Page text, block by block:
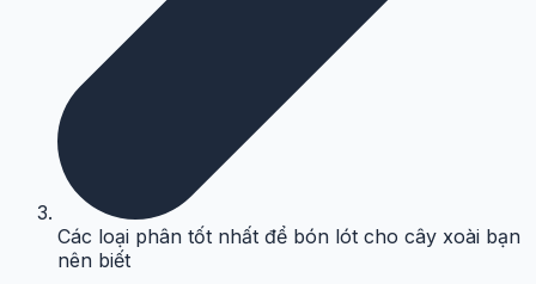
Các loại phân tốt nhất để bón lót cho cây xoài bạn
nên biết